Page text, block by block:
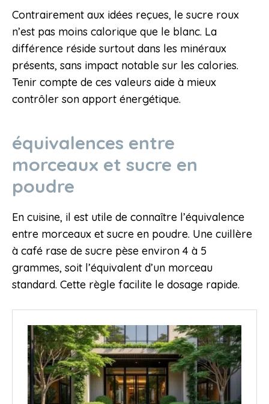
Contrairement aux idées reçues, le sucre roux
n’est pas moins calorique que le blanc. La
différence réside surtout dans les minéraux
présents, sans impact notable sur les calories.
Tenir compte de ces valeurs aide à mieux
contrôler son apport énergétique.
équivalences entre
morceaux et sucre en
poudre
En cuisine, il est utile de connaître l’équivalence
entre morceaux et sucre en poudre. Une cuillère
à café rase de sucre pèse environ 4 à 5
grammes, soit l’équivalent d’un morceau
standard. Cette règle facilite le dosage rapide.